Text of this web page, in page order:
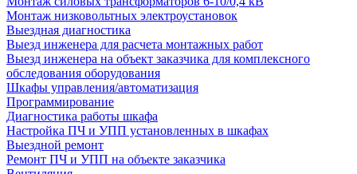
Монтаж низковольтных электроустановок
Выездная диагностика
Выезд инженера для расчета монтажных работ
Выезд инженера на объект заказчика для комплексного
обследования оборудования
Шкафы управления/автоматизация
Программирование
Диагностика работы шкафа
Настройка ПЧ и УПП установленных в шкафах
Выездной ремонт
Ремонт ПЧ и УПП на объекте заказчика